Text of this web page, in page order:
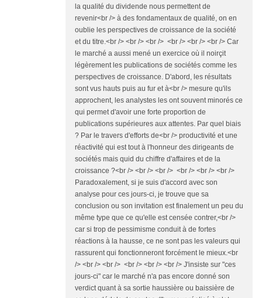
la qualité du dividende nous permettent de
revenir<br /> à des fondamentaux de qualité, on en
oublie les perspectives de croissance de la société
et du titre.<br /> <br /> <br /> <br /> <br /> <br /> Car
le marché a aussi mené un exercice où il noirçit
légèrement les publications de sociétés comme les
perspectives de croissance. D'abord, les résultats
sont vus hauts puis au fur et à<br /> mesure qu'ils
approchent, les analystes les ont souvent minorés ce
qui permet d'avoir une forte proportion de
publications supérieures aux attentes. Par quel biais
? Par le travers d'efforts de<br /> productivité et une
réactivité qui est tout à l'honneur des dirigeants de
sociétés mais quid du chiffre d'affaires et de la
croissance ?<br /> <br /> <br /> <br /> <br /> <br />
Paradoxalement, si je suis d'accord avec son
analyse pour ces jours-ci, je trouve que sa
conclusion ou son invitation est finalement un peu du
même type que ce qu'elle est censée contrer,<br />
car si trop de pessimisme conduit à de fortes
réactions à la hausse, ce ne sont pas les valeurs qui
rassurent qui fonctionneront forcément le mieux.<br
/> <br /> <br /> <br /> <br /> <br /> J'insiste sur "ces
jours-ci" car le marché n'a pas encore donné son
verdict quant à sa sortie haussière ou baissière de